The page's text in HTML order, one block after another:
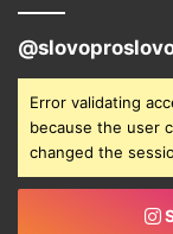
Error validating
because the user
changed the